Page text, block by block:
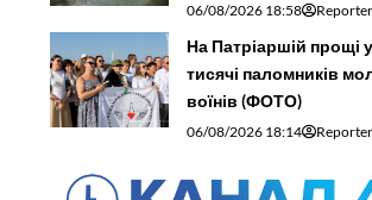
06/08/2026 18:58 Reporter
На Патріаршій прощі
тисячі паломників
воїнів (ФОТО)
06/08/2026 18:14 Reporter